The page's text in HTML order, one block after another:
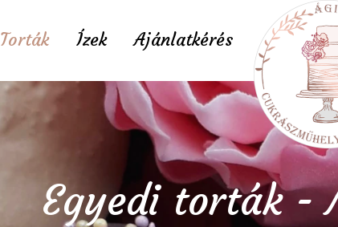
Torták Ízek Ajánlatkérés
Egyedi torták -